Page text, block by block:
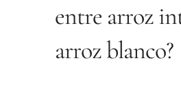
entre arroz
arroz blanco?